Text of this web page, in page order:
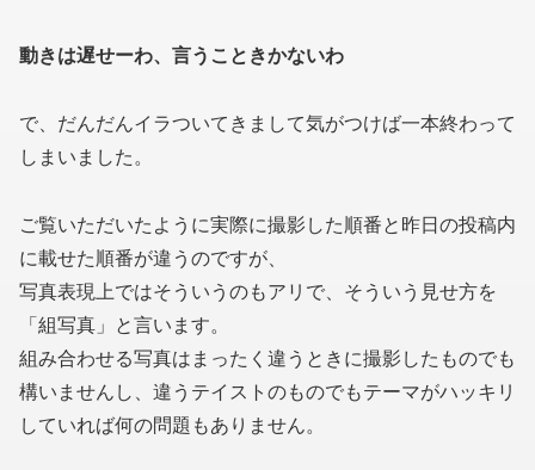
動きは遅せーわ、言うこときかないわ
で、だんだんイラついてきまして気がつけば一本終わって
しまいました。
ご覧いただいたように実際に撮影した順番と昨日の投稿内
に載せた順番が違うのですが、
写真表現上ではそういうのもアリで、そういう見せ方を
「組写真」と言います。
組み合わせる写真はまったく違うときに撮影したものでも
構いませんし、違うテイストのものでもテーマがハッキリ
していれば何の問題もありません。